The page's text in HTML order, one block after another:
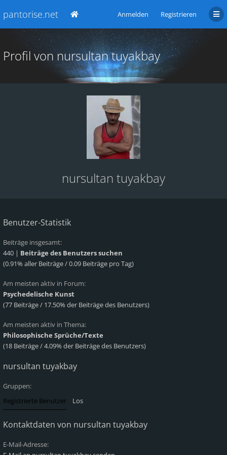
pantorise.net Anmelden Registrieren
Profil von nursultan tuyakbay
nursultan tuyakbay
Benutzer-Statistik
Beiträge insgesamt:
440 | Beiträge des Benutzers suchen
(0.91% aller Beiträge / 0.09 Beiträge pro Tag)
Am meisten aktiv in Forum:
Psychedelische Kunst
(77 Beiträge / 17.50% der Beiträge des Benutzers)
Am meisten aktiv in Thema:
Philosophische Sprüche/Texte
(18 Beiträge / 4.09% der Beiträge des Benutzers)
nursultan tuyakbay
Gruppen:
Kontaktdaten von nursultan tuyakbay
E-Mail-Adresse: